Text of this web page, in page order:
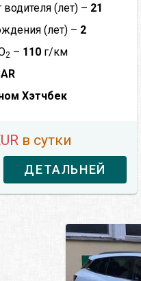
водителя (лет) – 21
(лет) – 2
2 – 110 г/км
Хэтчбек
в сутки
ДЕТАЛЬНЕЙ